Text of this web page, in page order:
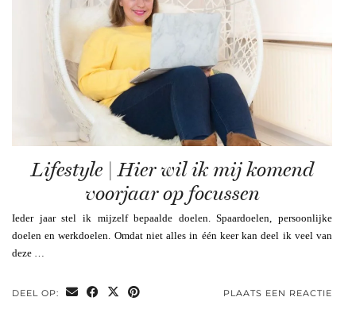
Lifestyle | Hier wil ik mij komend
voorjaar op focussen
Ieder jaar stel ik mijzelf bepaalde doelen. Spaardoelen, persoonlijke
doelen en werkdoelen. Omdat niet alles in één keer kan deel ik veel van
deze …
DEEL OP: PLAATS EEN REACTIE